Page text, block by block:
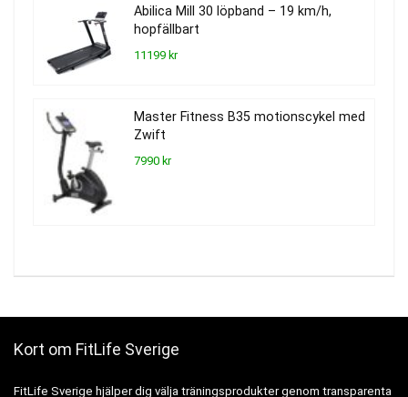
Abilica Mill 30 löpband – 19 km/h,
hopfällbart
11199 kr
Master Fitness B35 motionscykel med
Zwift
7990 kr
Kort om FitLife Sverige
FitLife Sverige hjälper dig välja träningsprodukter genom transparenta